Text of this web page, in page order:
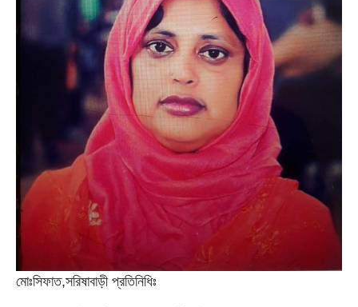
মোঃসিফাত,সরিষাবাড়ী প্রতিনিধিঃ